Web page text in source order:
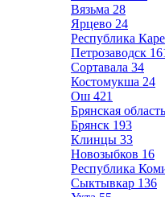
Вязьма 28
Ярцево 24
Республика
Петрозаводск
Сортавала 34
Костомукша 24
Ош 421
Брянская область
Брянск 193
Клинцы 33
Новозыбков 16
Республика
Сыктывкар 136